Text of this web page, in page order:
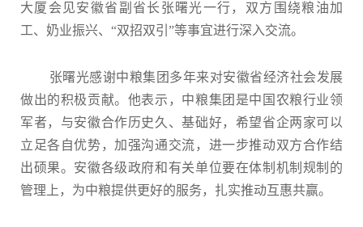
大厦会见安徽省副省长张曙光一行，双方围绕粮油加
工、奶业振兴、“双招双引”等事宜进行深入交流。
张曙光感谢中粮集团多年来对安徽省经济社会发展
做出的积极贡献。他表示，中粮集团是中国农粮行业领
军者，与安徽合作历史久、基础好，希望省企两家可以
立足各自优势，加强沟通交流，进一步推动双方合作结
出硕果。安徽各级政府和有关单位要在体制机制规制的
管理上，为中粮提供更好的服务，扎实推动互惠共赢。